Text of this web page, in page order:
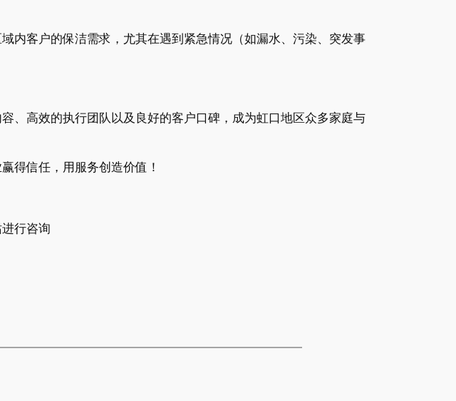
内客户的保洁需求，尤其在遇到紧急情况（如漏水、污染、突发事
、高效的执行团队以及良好的客户口碑，成为虹口地区众多家庭与
得信任，用服务创造价值！
行咨询